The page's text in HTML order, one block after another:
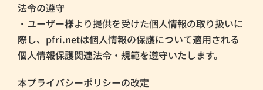
法令の遵守
・ユーザー様より提供を受けた個人情報の取り扱いに
際し、pfri.netは個人情報の保護について適用される
個人情報保護関連法令・規範を遵守いたします。
本プライバシーポリシーの改定